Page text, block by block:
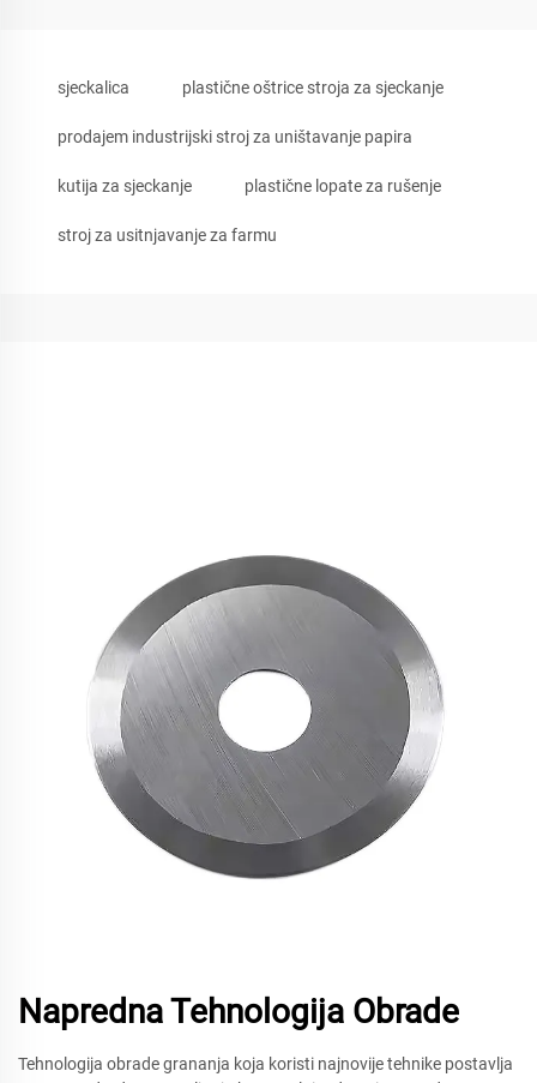
sjeckalica plastične oštrice stroja za sjeckanje
prodajem industrijski stroj za uništavanje papira
kutija za sjeckanje plastične lopate za rušenje
stroj za usitnjavanje za farmu
Napredna Tehnologija Obrade
Tehnologija obrade grananja koja koristi najnovije tehnike postavlja